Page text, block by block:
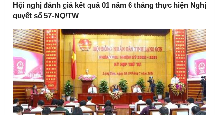
Hội nghị đánh giá kết quả 01 năm 6 tháng thực hiện Nghị
quyết số 57-NQ/TW